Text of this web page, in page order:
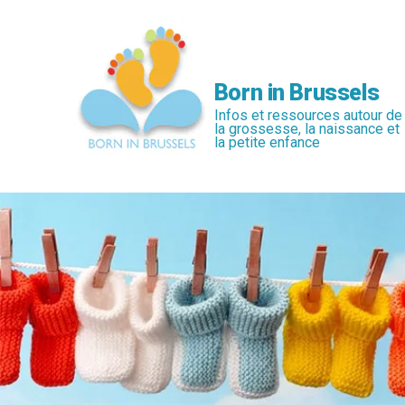
Born in Brussels
Infos et ressources autour de
la grossesse, la naissance et
la petite enfance